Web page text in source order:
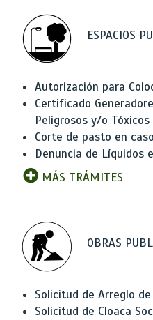
ESPACIOS
Autorización para
Certificado
Peligrosos y/o Tóxicos
Corte de pasto en
Denuncia de Líquidos
MÁS TRÁMITES
OBRAS
Solicitud de Arreglo
Solicitud de Cloaca